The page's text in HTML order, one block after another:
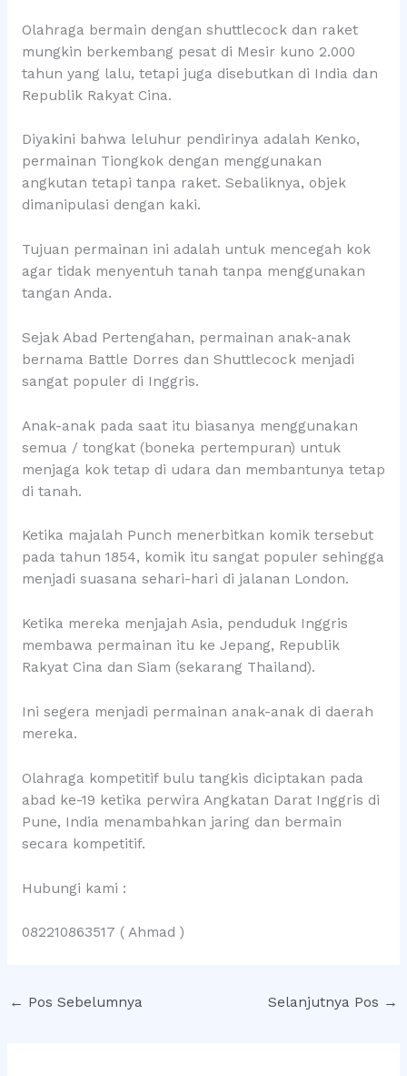
Olahraga bermain dengan shuttlecock dan raket
mungkin berkembang pesat di Mesir kuno 2.000
tahun yang lalu, tetapi juga disebutkan di India dan
Republik Rakyat Cina.
Diyakini bahwa leluhur pendirinya adalah Kenko,
permainan Tiongkok dengan menggunakan
angkutan tetapi tanpa raket. Sebaliknya, objek
dimanipulasi dengan kaki.
Tujuan permainan ini adalah untuk mencegah kok
agar tidak menyentuh tanah tanpa menggunakan
tangan Anda.
Sejak Abad Pertengahan, permainan anak-anak
bernama Battle Dorres dan Shuttlecock menjadi
sangat populer di Inggris.
Anak-anak pada saat itu biasanya menggunakan
semua / tongkat (boneka pertempuran) untuk
menjaga kok tetap di udara dan membantunya tetap
di tanah.
Ketika majalah Punch menerbitkan komik tersebut
pada tahun 1854, komik itu sangat populer sehingga
menjadi suasana sehari-hari di jalanan London.
Ketika mereka menjajah Asia, penduduk Inggris
membawa permainan itu ke Jepang, Republik
Rakyat Cina dan Siam (sekarang Thailand).
Ini segera menjadi permainan anak-anak di daerah
mereka.
Olahraga kompetitif bulu tangkis diciptakan pada
abad ke-19 ketika perwira Angkatan Darat Inggris di
Pune, India menambahkan jaring dan bermain
secara kompetitif.
Hubungi kami :
082210863517 ( Ahmad )
← Pos Sebelumnya Selanjutnya Pos →